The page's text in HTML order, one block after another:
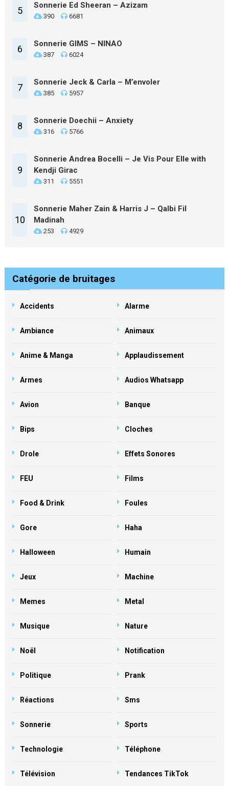
5 Sonnerie Ed Sheeran – Azizam
390 6681
6 Sonnerie GIMS – NINAO
387 6024
7 Sonnerie Jeck & Carla – M’envoler
385 5957
8 Sonnerie Doechii – Anxiety
316 5766
9
Sonnerie Andrea Bocelli – Je Vis Pour Elle with
Kendji Girac
311 5551
10
Sonnerie Maher Zain & Harris J – Qalbi Fil
Madinah
253 4929
Catégorie de bruitages
Accidents Alarme
Ambiance Animaux
Anime & Manga Applaudissement
Armes Audios Whatsapp
Avion Banque
Bips Cloches
Drole Effets Sonores
FEU Films
Food & Drink Foules
Gore Haha
Halloween Humain
Jeux Machine
Memes Metal
Musique Nature
Noël Notification
Politique Prank
Réactions Sms
Sonnerie Sports
Technologie Téléphone
Télévision Tendances TikTok